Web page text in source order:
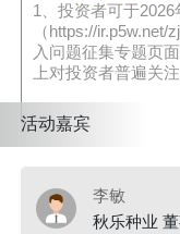
1、投资者可于
（https://
入问题征集专题页
上对投资者普遍关
活动嘉宾
李敏
秋乐种业